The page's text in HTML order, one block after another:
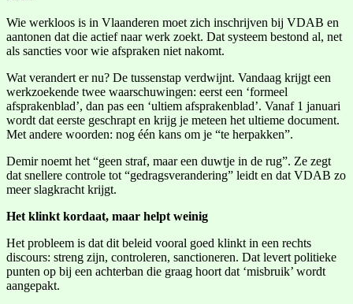
Wie werkloos is in Vlaanderen moet zich inschrijven bij VDAB en
aantonen dat die actief naar werk zoekt. Dat systeem bestond al, net
als sancties voor wie afspraken niet nakomt.
Wat verandert er nu? De tussenstap verdwijnt. Vandaag krijgt een
werkzoekende twee waarschuwingen: eerst een ‘formeel
afsprakenblad’, dan pas een ‘ultiem afsprakenblad’. Vanaf 1 januari
wordt dat eerste geschrapt en krijg je meteen het ultieme document.
Met andere woorden: nog één kans om je “te herpakken”.
Demir noemt het “geen straf, maar een duwtje in de rug”. Ze zegt
dat snellere controle tot “gedragsverandering” leidt en dat VDAB zo
meer slagkracht krijgt.
Het klinkt kordaat, maar helpt weinig
Het probleem is dat dit beleid vooral goed klinkt in een rechts
discours: streng zijn, controleren, sanctioneren. Dat levert politieke
punten op bij een achterban die graag hoort dat ‘misbruik’ wordt
aangepakt.